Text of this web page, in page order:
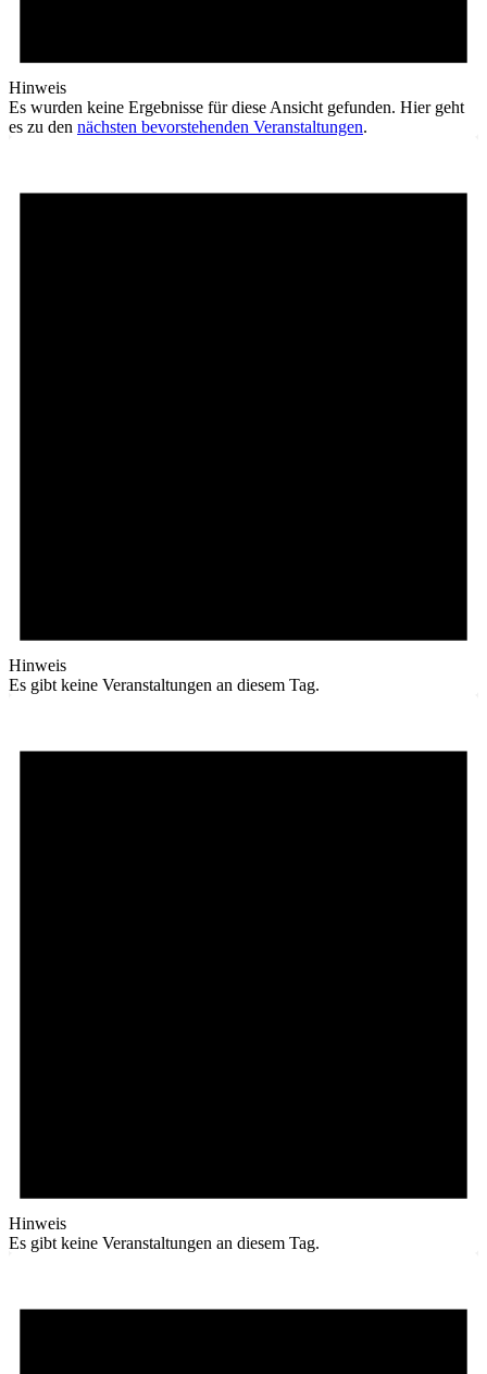
Hinweis
Es wurden keine Ergebnisse für diese Ansicht gefunden. Hier geht
es zu den nächsten bevorstehenden Veranstaltungen.
Hinweis
Es gibt keine Veranstaltungen an diesem Tag.
Hinweis
Es gibt keine Veranstaltungen an diesem Tag.